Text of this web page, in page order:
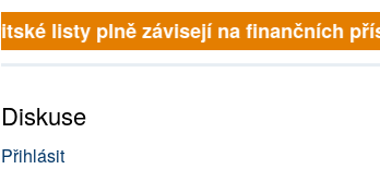
Britské listy plně závisejí na finančních
Diskuse
Přihlásit